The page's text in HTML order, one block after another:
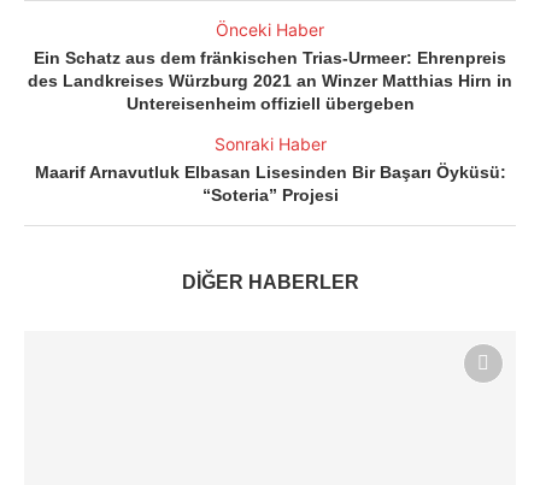
Önceki Haber
Ein Schatz aus dem fränkischen Trias-Urmeer: Ehrenpreis
des Landkreises Würzburg 2021 an Winzer Matthias Hirn in
Untereisenheim offiziell übergeben
Sonraki Haber
Maarif Arnavutluk Elbasan Lisesinden Bir Başarı Öyküsü:
“Soteria” Projesi
DİĞER HABERLER